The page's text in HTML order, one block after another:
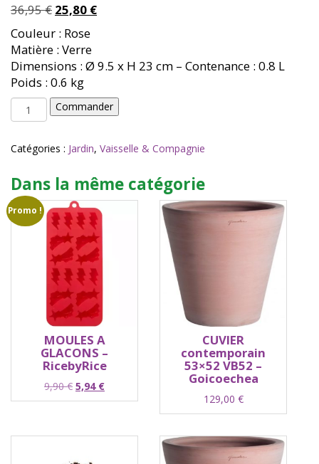
36,95€ Le
prix
initial
était :
36,95 €.
25,80 €Le
est :
25,80 €.
Couleur : Rose
Matière : Verre
Dimensions : Ø 9.5 x H 23 cm – Contenance : 0.8 L
Poids : 0.6 kg
quantité
de
clay
-
&Klevering
Commander
Catégories : Jardin, Vaisselle & Compagnie
Dans la même catégorie
Promo !
MOULES A
GLACONS –
RicebyRice
9,90€ Le
prix
5,94 €Le
prix
CUVIER
contemporain
53×52 VB52 –
Goicoechea
129,00 €